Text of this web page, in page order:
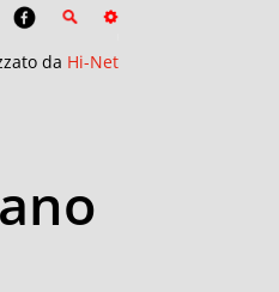
da Hi-Net